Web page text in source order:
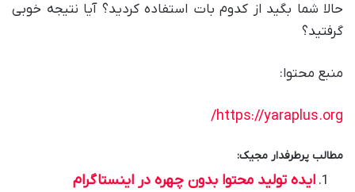
حالا شما بگید از کدوم بات استفاده کردید؟ آیا نتیجه خوبی
گرفتید؟
منبع محتوا:
https://yaraplus.org/
مطالب پرطرفدار مجیک:
ایده تولید محتوا بدون چهره در اینستاگرام